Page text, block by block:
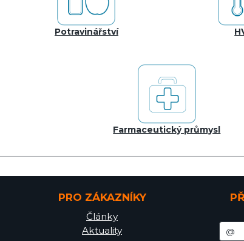
Potravinářství
Farmaceutický průmysl
PRO ZÁKAZNÍKY
Články
Aktuality